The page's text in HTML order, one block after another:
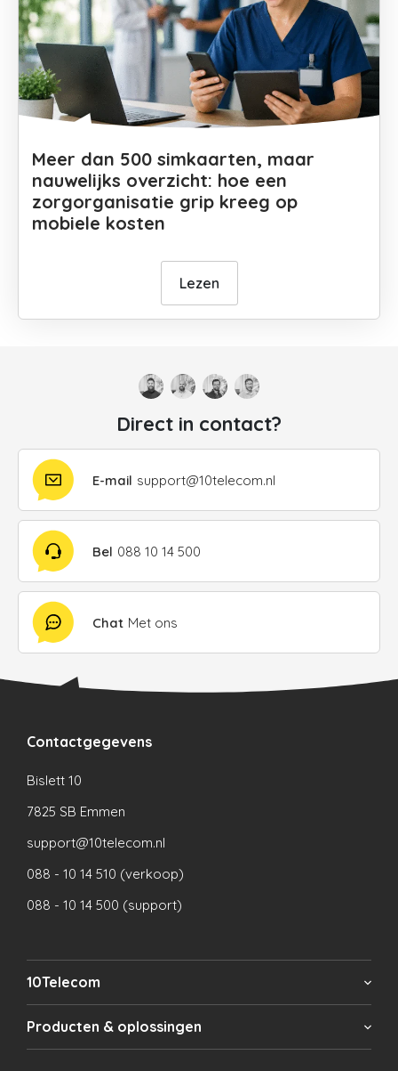
Meer dan 500 simkaarten, maar
nauwelijks overzicht: hoe een
zorgorganisatie grip kreeg op
mobiele kosten
Lezen
Direct in contact?
E-mail support@10telecom.nl
Bel 088 10 14 500
Chat Met ons
Contactgegevens
Bislett 10
7825 SB Emmen
support@10telecom.nl
088 - 10 14 510 (verkoop)
088 - 10 14 500 (support)
10Telecom
Producten & oplossingen